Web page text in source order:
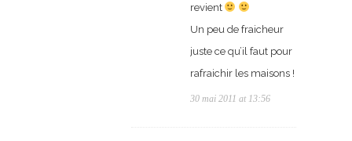
revient
Un peu de fraicheur
juste ce qu’il faut pour
rafraichir les maisons !
30 mai 2011 at 13:56